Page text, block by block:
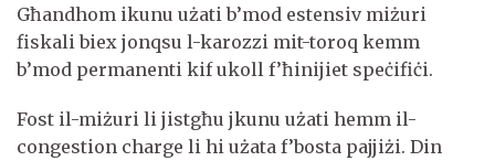
Għandhom ikunu użati b’mod estensiv miżuri
fiskali biex jonqsu l-karozzi mit-toroq kemm
b’mod permanenti kif ukoll f’ħinijiet speċifiċi.
Fost il-miżuri li jistgħu jkunu użati hemm il-
congestion charge li hi użata f’bosta pajjiżi. Din